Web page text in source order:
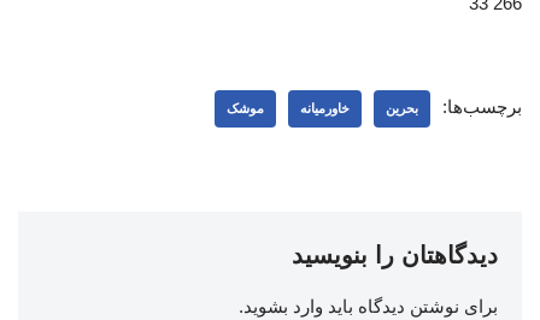
برچسب‌ها: بحرین خاورمیانه موشک
دیدگاهتان را بنویسید
برای نوشتن دیدگاه باید وارد بشوید.